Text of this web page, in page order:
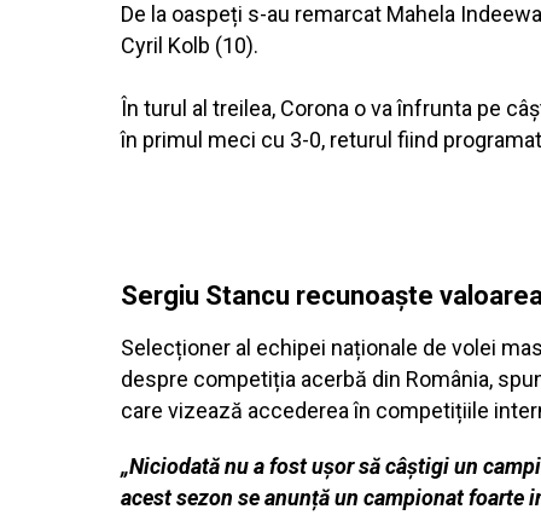
De la oaspeți s-au remarcat Mahela
Cyril Kolb (10).
În turul al treilea, Corona o va înfrunta pe
în primul meci cu 3-0, returul fiind
Sergiu Stancu recunoaște
Selecționer al echipei naționale de volei
despre competiția acerbă din România,
care vizează accederea în competițiile
„Niciodată nu a fost ușor să câștigi un
acest sezon se anunță un campionat foarte